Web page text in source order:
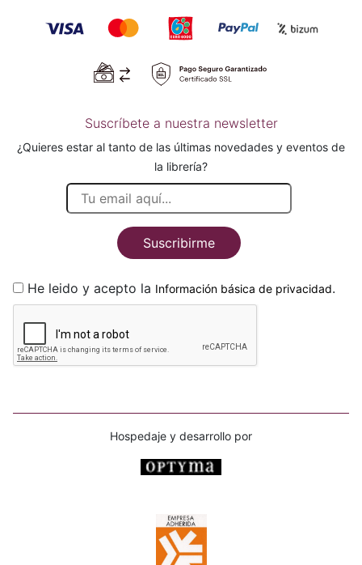
Suscríbete a nuestra newsletter
¿Quieres estar al tanto de las últimas novedades y eventos de
la librería?
Suscribirme
He leido y acepto la Información básica de privacidad.
Hospedaje y desarrollo por